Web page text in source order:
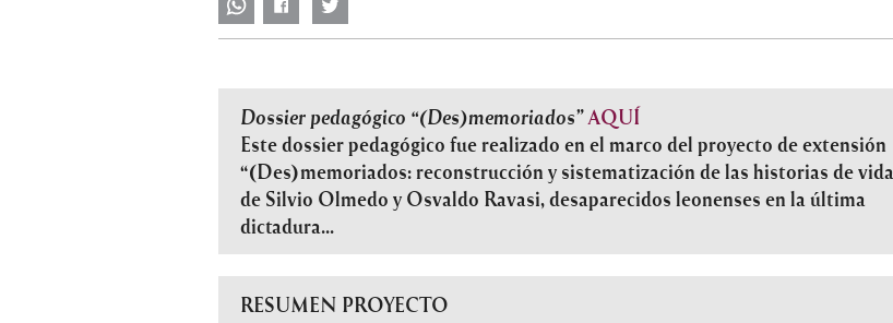
Dossier pedagógico “(Des)memoriados”AQUÍ
Este dossier pedagógico fue realizado en el marco del proyecto de extensión
“(Des)memoriados: reconstrucción y sistematización de las historias de vida
de Silvio Olmedo y Osvaldo Ravasi, desaparecidos leonenses en la última
dictadura...
RESUMEN PROYECTO